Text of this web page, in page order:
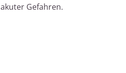
akuter Gefahren.